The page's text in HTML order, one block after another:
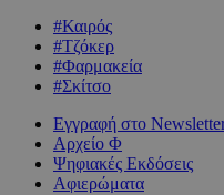
#Καιρός
#Τζόκερ
#Φαρμακεία
#Σκίτσο
Εγγραφή στο
Αρχείο Φ
Ψηφιακές Εκδόσεις
Αφιερώματα